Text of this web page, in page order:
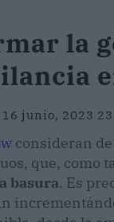
la
16 junio, 2023
consideran
que, como
basura. Es